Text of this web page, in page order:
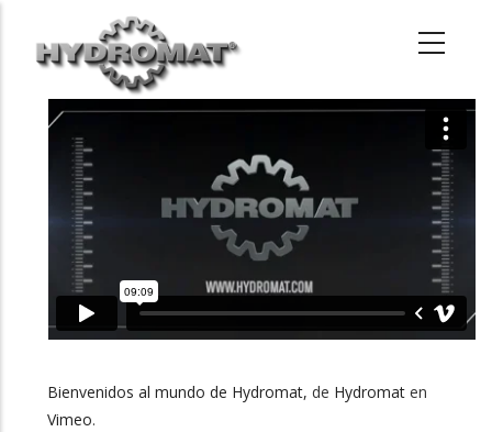
contenido
principal
Bienvenidos al mundo de Hydromat, de Hydromat en
Vimeo.